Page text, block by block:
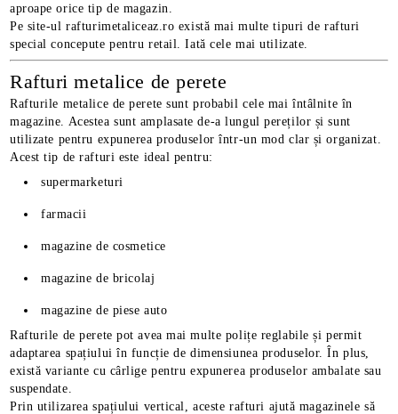
aproape orice tip de magazin.
Pe site-ul rafturimetaliceaz.ro există mai multe tipuri de rafturi
special concepute pentru retail. Iată cele mai utilizate.
Rafturi metalice de perete
Rafturile metalice de perete sunt probabil cele mai întâlnite în
magazine. Acestea sunt amplasate de-a lungul pereților și sunt
utilizate pentru expunerea produselor într-un mod clar și organizat.
Acest tip de rafturi este ideal pentru:
supermarketuri
farmacii
magazine de cosmetice
magazine de bricolaj
magazine de piese auto
Rafturile de perete pot avea mai multe polițe reglabile și permit
adaptarea spațiului în funcție de dimensiunea produselor. În plus,
există variante cu cârlige pentru expunerea produselor ambalate sau
suspendate.
Prin utilizarea spațiului vertical, aceste rafturi ajută magazinele să